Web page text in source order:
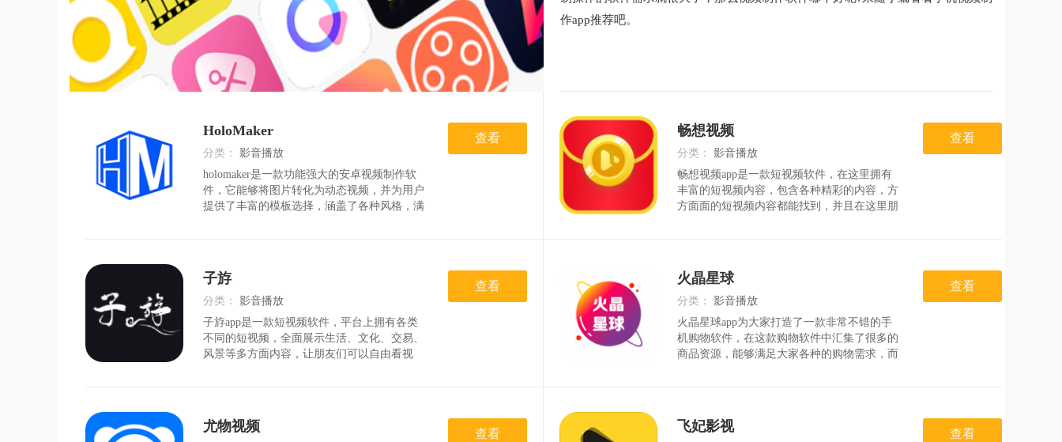
作app推荐吧。
HoloMaker
分类： 影音播放
时间：2026-07-25
holomaker是一款功能强大的安卓视频制作软
件，它能够将图片转化为动态视频，并为用户
提供了丰富的模板选择，涵盖了各种风格，满
供
查看 畅想视频
分类： 影音播放
时间：2026-07-27
畅想视频app是一款短视频软件，在这里拥有
丰富的短视频内容，包含各种精彩的内容，方
方面面的短视频内容都能找到，并且在这里朋
量热门视频每日实时更新，优质视频看不停;
包括有趣，娱乐，技术，健康等方面的各种视
频内容;在平台上看得越多赚的越多，新朋友
更能直接领取新人红包。软件亮点利用闲暇时
查看
子斿
分类： 影音播放
时间：2026-08-05
子斿app是一款短视频软件，平台上拥有各类
不同的短视频，全面展示生活、文化、交易、
风景等多方面内容，让朋友们可以自由看视
特色1、随时随
查看 火晶星球
分类： 影音播放
时间：2026-07-28
火晶星球app为大家打造了一款非常不错的手
机购物软件，在这款购物软件中汇集了很多的
商品资源，能够满足大家各种的购物需求，而
容，还能将短
查看
尤物视频 查看 飞妃影视 查看